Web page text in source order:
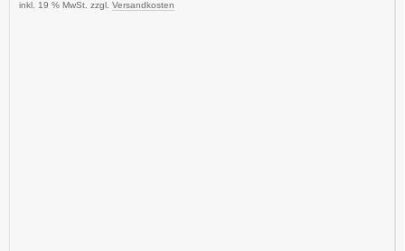
inkl. 19 % MwSt. zzgl. Versandkosten